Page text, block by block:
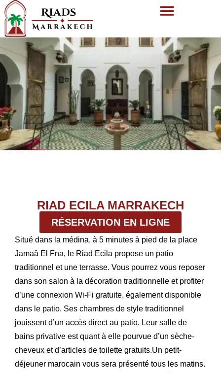
RIAD ECILA MARRAKECH
RÉSERVATION EN LIGNE
Situé dans la médina, à 5 minutes à pied de la place
Jamaâ El Fna, le Riad Ecila propose un patio
traditionnel et une terrasse. Vous pourrez vous reposer
dans son salon à la décoration traditionnelle et profiter
d’une connexion Wi-Fi gratuite, également disponible
dans le patio. Ses chambres de style traditionnel
jouissent d’un accès direct au patio. Leur salle de
bains privative est quant à elle pourvue d’un sèche-
cheveux et d’articles de toilette gratuits.Un petit-
déjeuner marocain vous sera présenté tous les matins.